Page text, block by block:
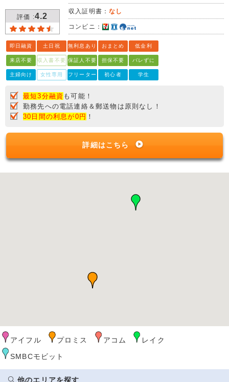
評価 :4.2
収入証明書：なし
コンビニ：
即日融資 土日祝 無利息あり おまとめ 低金利
来店不要 収入書不要 保証人不要 担保不要 バレずに
主婦向け 女性専用 フリーター 初心者 学生
最短3分融資 も可能！
勤務先への電話連絡＆郵送物は原則なし！
30日間の利息が0円 ！
詳細はこちら
アイフル プロミス アコム
レイク
SMBCモビット
他のエリアを探す